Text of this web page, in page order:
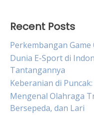
Recent Posts
Perkembangan
Dunia E-Sport di
Tantangannya
Keberanian di
Mengenal Olahraga
Bersepeda, dan Lari